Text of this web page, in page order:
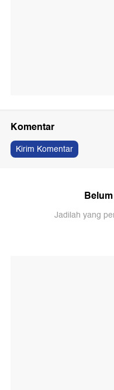
Komentar
Kirim Komentar
Jadilah yang